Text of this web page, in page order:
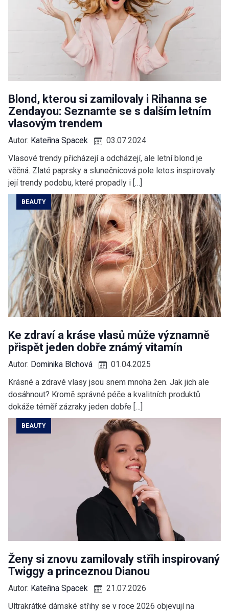
Blond, kterou si zamilovaly i Rihanna se
Zendayou: Seznamte se s dalším letním
vlasovým trendem
Autor: Kateřina Spacek
03.07.2024
Vlasové trendy přicházejí a odcházejí, ale letní blond je
věčná. Zlaté paprsky a slunečnicová pole letos inspirovaly
její trendy podobu, které propadly i […]
BEAUTY
Ke zdraví a kráse vlasů může významně
přispět jeden dobře známý vitamín
Autor: Dominika Blchová
01.04.2025
Krásné a zdravé vlasy jsou snem mnoha žen. Jak jich ale
dosáhnout? Kromě správné péče a kvalitních produktů
dokáže téměř zázraky jeden dobře […]
BEAUTY
Ženy si znovu zamilovaly střih inspirovaný
Twiggy a princeznou Dianou
Autor: Kateřina Spacek
21.07.2026
Ultrakrátké dámské střihy se v roce 2026 objevují na